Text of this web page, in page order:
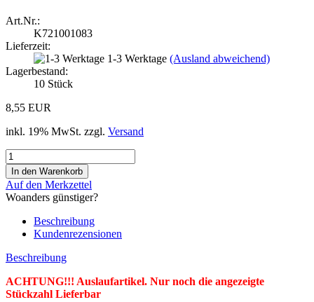
Art.Nr.:
K721001083
Lieferzeit:
1-3 Werktage (Ausland abweichend)
Lagerbestand:
10 Stück
8,55 EUR
inkl. 19% MwSt. zzgl. Versand
Auf den Merkzettel
Woanders günstiger?
Beschreibung
Kundenrezensionen
Beschreibung
ACHTUNG!!! Auslaufartikel. Nur noch die angezeigte
Stückzahl Lieferbar